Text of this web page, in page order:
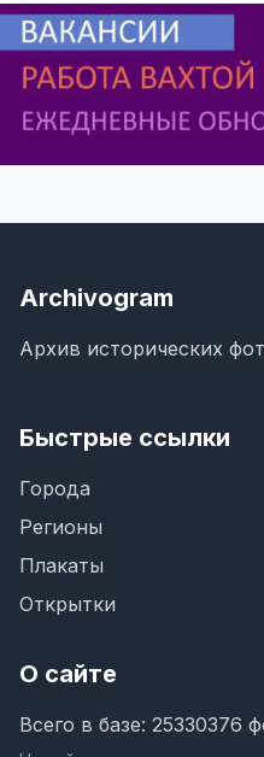
Archivogram
Архив исторических
Быстрые ссылки
Города
Регионы
Плакаты
Открытки
О сайте
Всего в базе: 25330376